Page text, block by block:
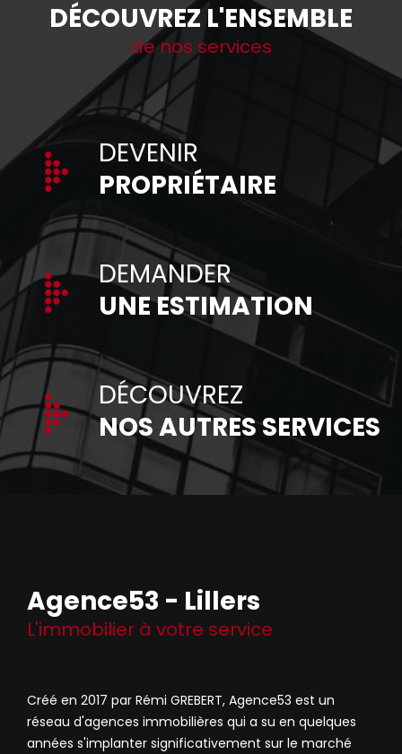
DÉCOUVREZ L'ENSEMBLE
de nos services
DEVENIR
PROPRIÉTAIRE
DEMANDER
UNE ESTIMATION
DÉCOUVREZ
NOS AUTRES SERVICES
Agence53 - Lillers
L'immobilier à votre service
Créé en 2017 par Rémi GREBERT, Agence53 est un
réseau d'agences immobilières qui a su en quelques
années s'implanter significativement sur le marché